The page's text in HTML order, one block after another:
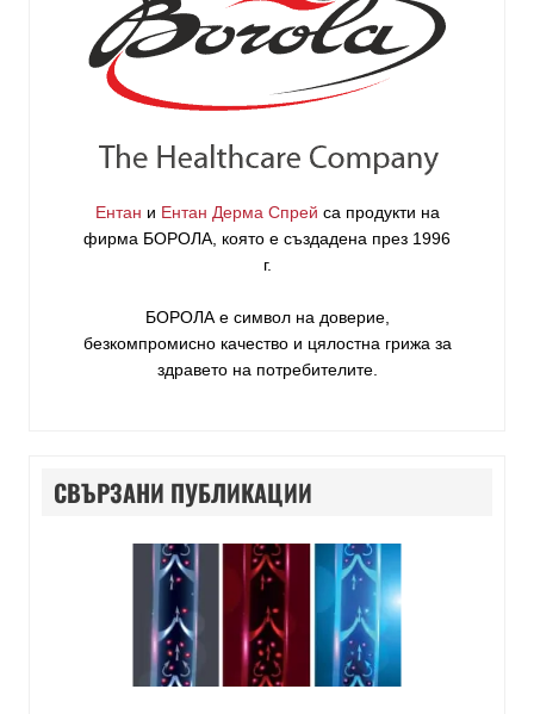
Ентан и Ентан Дерма Спрей са продукти на
фирма БОРОЛА , която е създадена през 1996
г.
БОРОЛА е символ на доверие,
безкомпромисно качество и цялостна грижа за
здравето на потребителите.
СВЪРЗАНИ ПУБЛИКАЦИИ